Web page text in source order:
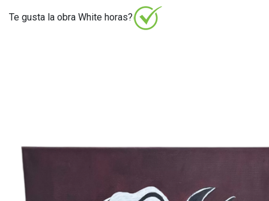
Te gusta la obra White horas?